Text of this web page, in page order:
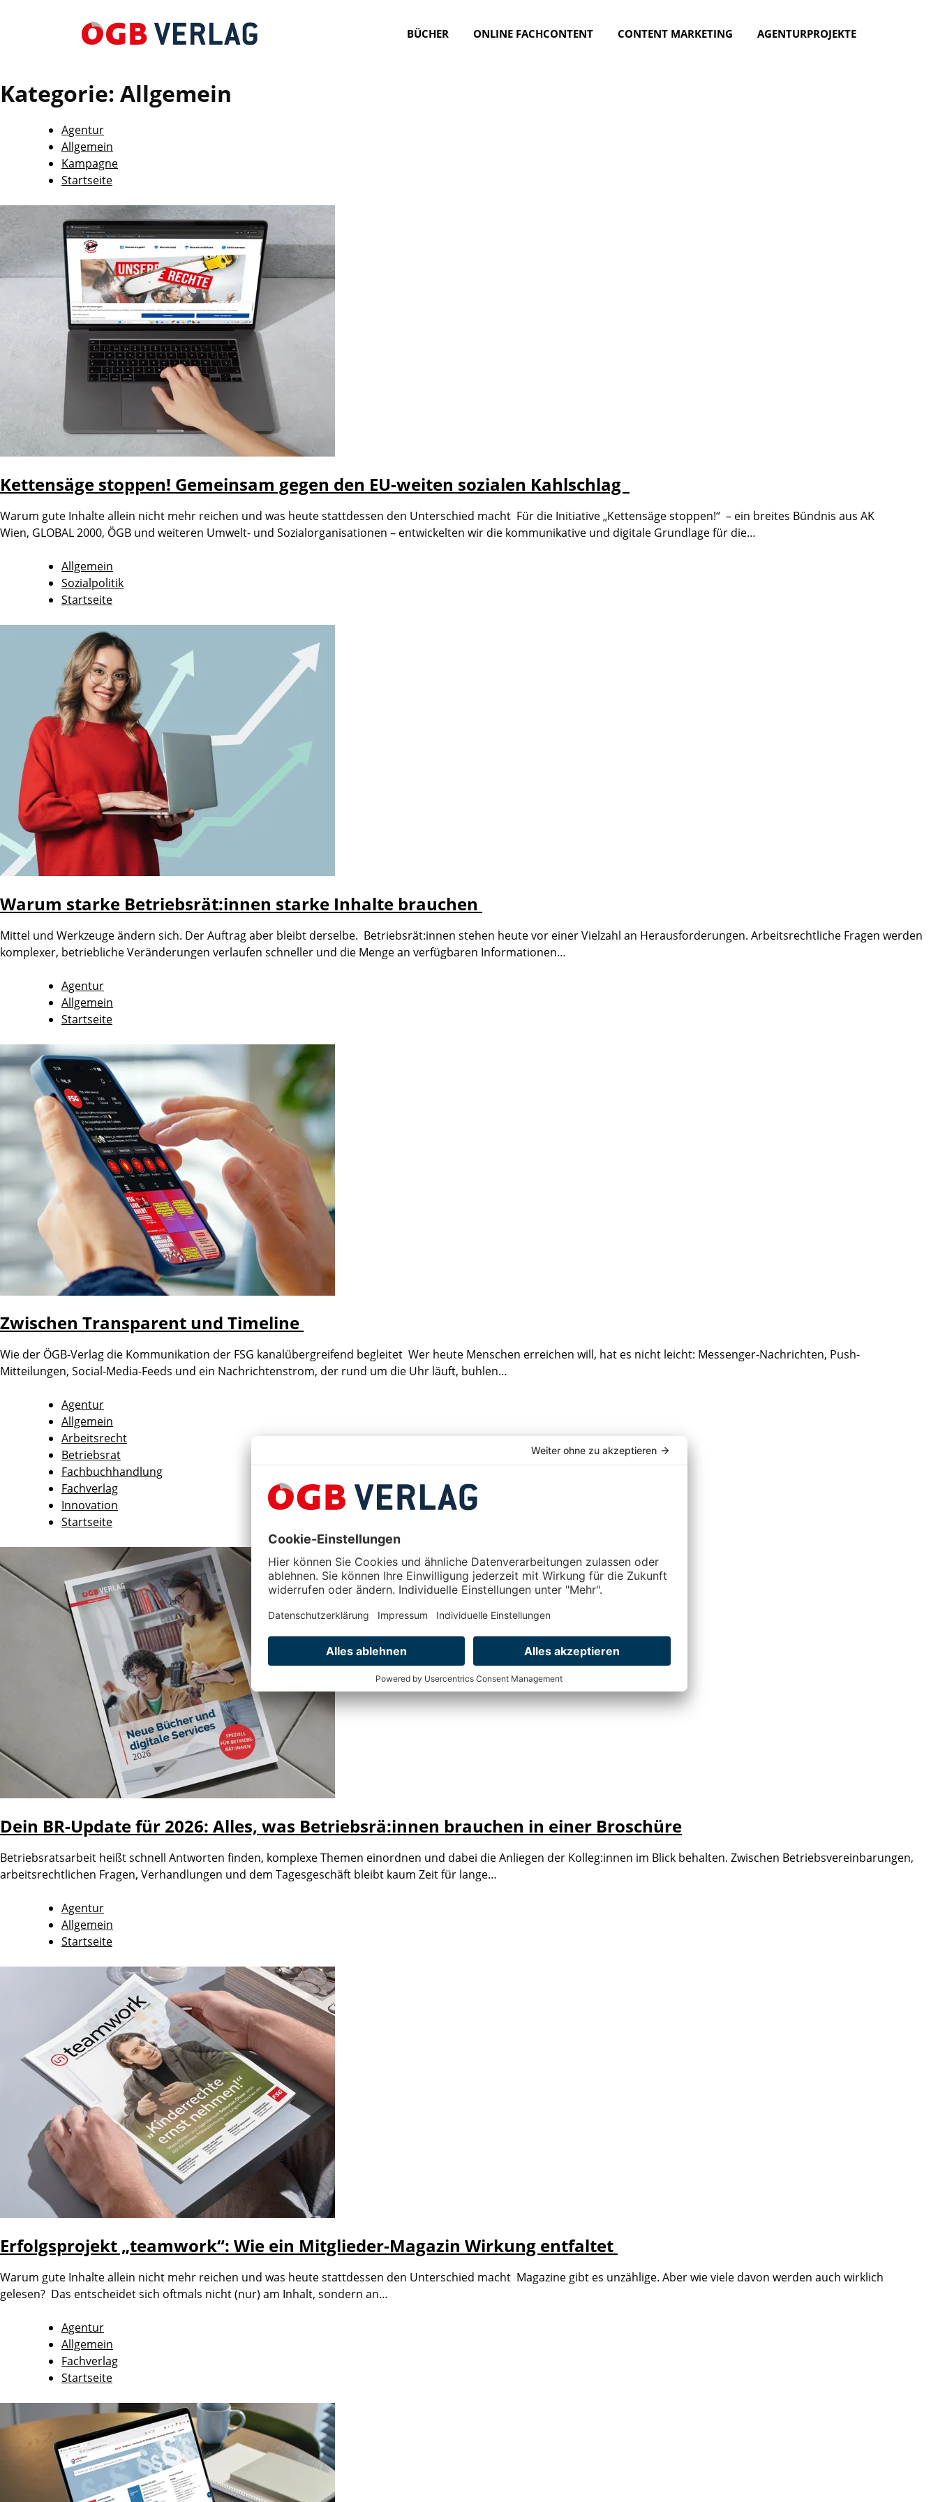
BÜCHER ONLINE FACHCONTENT CONTENT MARKETING AGENTURPROJEKTE
Kategorie: Allgemein
Agentur
Allgemein
Kampagne
Startseite
Kettensäge stoppen! Gemeinsam gegen den EU-weiten sozialen Kahlschlag
Warum gute Inhalte allein nicht mehr reichen und was heute stattdessen den Unterschied macht Für die Initiative „Kettensäge stoppen!“ – ein breites Bündnis aus AK
Wien, GLOBAL 2000, ÖGB und weiteren Umwelt- und Sozialorganisationen – entwickelten wir die kommunikative und digitale Grundlage für die…
Allgemein
Sozialpolitik
Startseite
Warum starke Betriebsrät:innen starke Inhalte brauchen
Mittel und Werkzeuge ändern sich. Der Auftrag aber bleibt derselbe. Betriebsrät:innen stehen heute vor einer Vielzahl an Herausforderungen. Arbeitsrechtliche Fragen werden
komplexer, betriebliche Veränderungen verlaufen schneller und die Menge an verfügbaren Informationen…
Agentur
Allgemein
Startseite
Zwischen Transparent und Timeline
Wie der ÖGB-Verlag die Kommunikation der FSG kanalübergreifend begleitet Wer heute Menschen erreichen will, hat es nicht leicht: Messenger-Nachrichten, Push-
Mitteilungen, Social-Media-Feeds und ein Nachrichtenstrom, der rund um die Uhr läuft, buhlen…
Agentur
Allgemein
Arbeitsrecht
Betriebsrat
Fachbuchhandlung
Fachverlag
Innovation
Startseite
Dein BR-Update für 2026: Alles, was Betriebsrä:innen brauchen in einer Broschüre
Betriebsratsarbeit heißt schnell Antworten finden, komplexe Themen einordnen und dabei die Anliegen der Kolleg:innen im Blick behalten. Zwischen Betriebsvereinbarungen,
arbeitsrechtlichen Fragen, Verhandlungen und dem Tagesgeschäft bleibt kaum Zeit für lange…
Agentur
Allgemein
Startseite
Erfolgsprojekt „teamwork“: Wie ein Mitglieder-Magazin Wirkung entfaltet
Warum gute Inhalte allein nicht mehr reichen und was heute stattdessen den Unterschied macht Magazine gibt es unzählige. Aber wie viele davon werden auch wirklich
gelesen? Das entscheidet sich oftmals nicht (nur) am Inhalt, sondern an…
Agentur
Allgemein
Fachverlag
Startseite